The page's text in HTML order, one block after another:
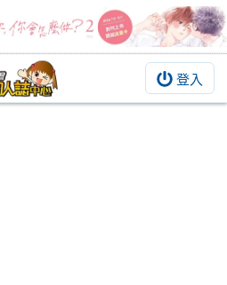
登入